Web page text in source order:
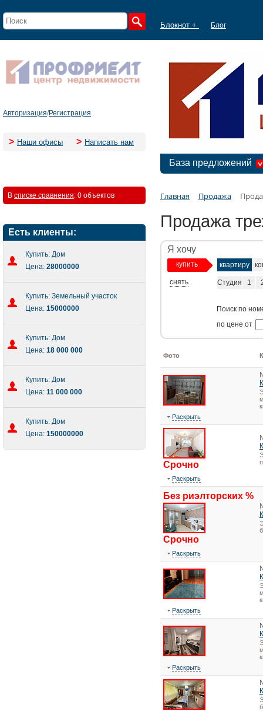
Блокнот + Блог
Авторизация/Регистрация
> Наши офисы > Написать нам
База предложений
В списке сравнения: 0 объектов
Есть клиенты:
Купить: Дом
Цена: 28000000
Купить: Земельный участок
Цена: 15000000
Купить: Дом
Цена: 18 000 000
Купить: Дом
Цена: 11 000 000
Купить: Дом
Цена: 150000000
Главная Продажа
Продажа
Я хочу
купить
снять
квартиру
Студия 1
Поиск по
по цене от
Фото
Раскрыть
Срочно
Раскрыть
Без риэлторских %
Срочно
Раскрыть
Раскрыть
Раскрыть